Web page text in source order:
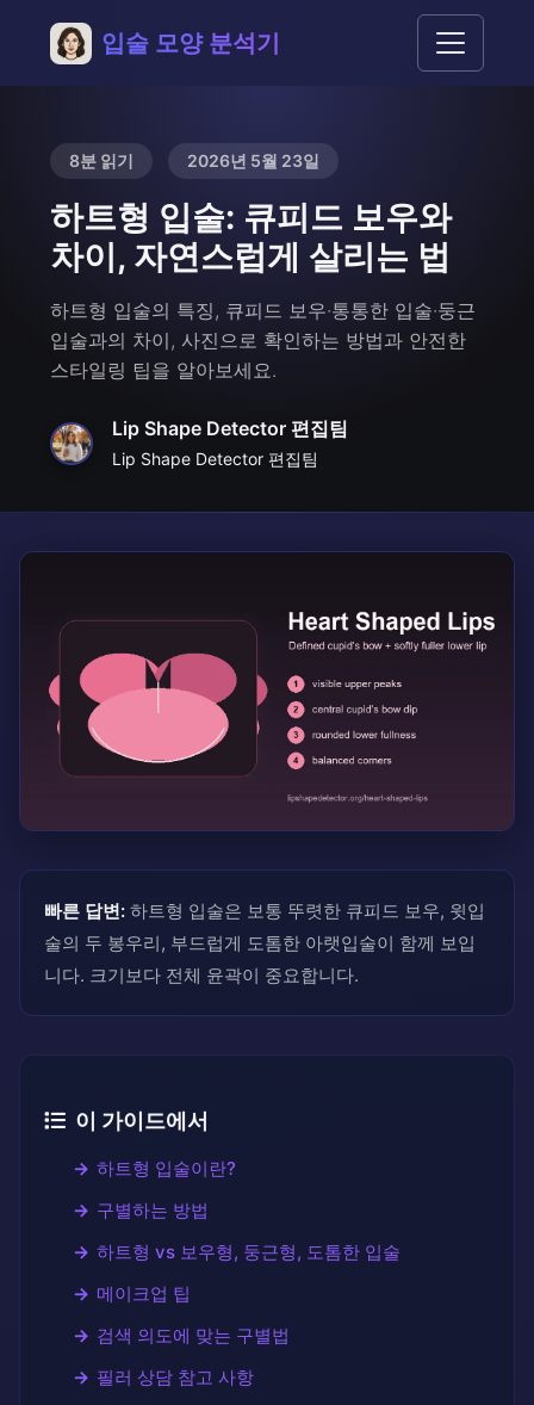
입술 모양 분석기
8분 읽기 2026년 5월 23일
하트형 입술: 큐피드 보우와
차이, 자연스럽게 살리는 법
하트형 입술의 특징, 큐피드 보우·통통한 입술·둥근
입술과의 차이, 사진으로 확인하는 방법과 안전한
스타일링 팁을 알아보세요.
Lip Shape Detector 편집팀
Lip Shape Detector 편집팀
빠른 답변: 하트형 입술은 보통 뚜렷한 큐피드 보우, 윗입
술의 두 봉우리, 부드럽게 도톰한 아랫입술이 함께 보입
니다. 크기보다 전체 윤곽이 중요합니다.
이 가이드에서
하트형 입술이란?
구별하는 방법
하트형 vs 보우형, 둥근형, 도톰한 입술
메이크업 팁
검색 의도에 맞는 구별법
필러 상담 참고 사항